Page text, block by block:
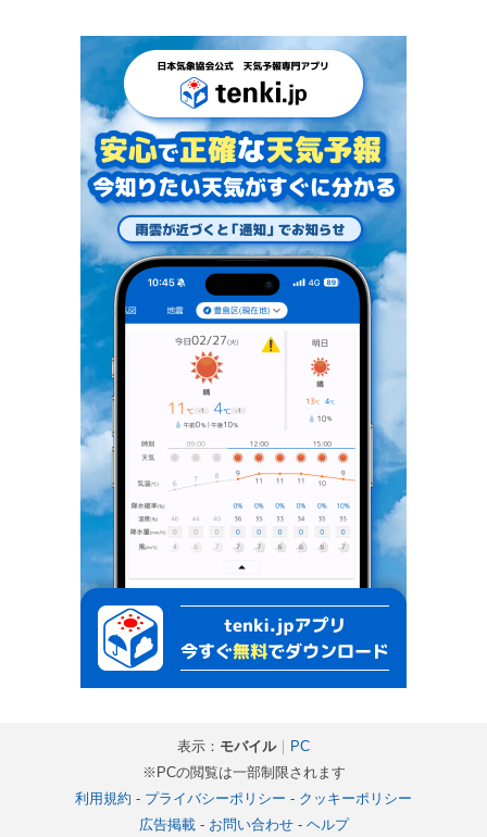
表示： モバイル｜ PC
※PCの閲覧は一部制限されます
利用規約 - プライバシーポリシー - クッキーポリシー
広告掲載- お問い合わせ- ヘルプ